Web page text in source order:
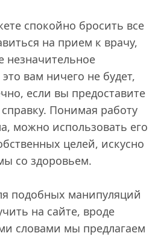
спокойно бросить все
на прием к врачу,
незначительное
вам ничего не будет,
если вы предоставите
Понимая работу
можно использовать его
целей, искусно
со здоровьем.
подобных манипуляций
на сайте, вроде
словами мы предлагаем